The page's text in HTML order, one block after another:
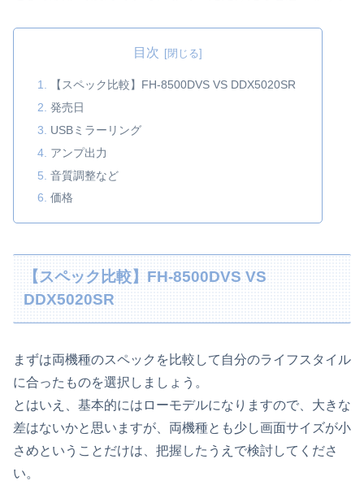
目次
【スペック比較】FH-8500DVS VS DDX5020SR
発売日
USBミラーリング
アンプ出力
音質調整など
価格
【スペック比較】FH-8500DVS VS
DDX5020SR
まずは両機種のスペックを比較して自分のライフスタイル
に合ったものを選択しましょう。
とはいえ、基本的にはローモデルになりますので、大きな
差はないかと思いますが、両機種とも少し画面サイズが小
さめということだけは、把握したうえで検討してくださ
い。